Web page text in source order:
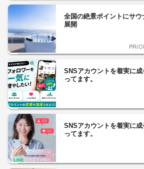
全国の絶景ポイントにサ
展開
SNSアカウントを着実に
ってます。
SNSアカウントを着実に
ってます。